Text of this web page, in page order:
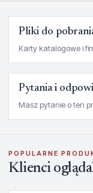
Pliki do
Karty katalogowe i
Pytania i
Masz pytanie o ten
POPULARNE
Klienci